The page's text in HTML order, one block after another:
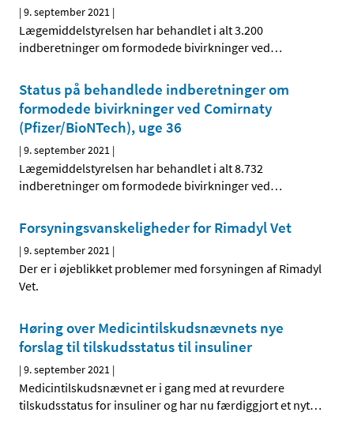
|9. september 2021 |
Lægemiddelstyrelsen har behandlet i alt 3.200
indberetninger om formodede bivirkninger ved…
Status på behandlede indberetninger om
formodede bivirkninger ved Comirnaty
(Pfizer/BioNTech), uge 36
|9. september 2021 |
Lægemiddelstyrelsen har behandlet i alt 8.732
indberetninger om formodede bivirkninger ved…
Forsyningsvanskeligheder for Rimadyl Vet
|9. september 2021 |
Der er i øjeblikket problemer med forsyningen af Rimadyl
Vet.
Høring over Medicintilskudsnævnets nye
forslag til tilskudsstatus til insuliner
|9. september 2021 |
Medicintilskudsnævnet er i gang med at revurdere
tilskudsstatus for insuliner og har nu færdiggjort et nyt…